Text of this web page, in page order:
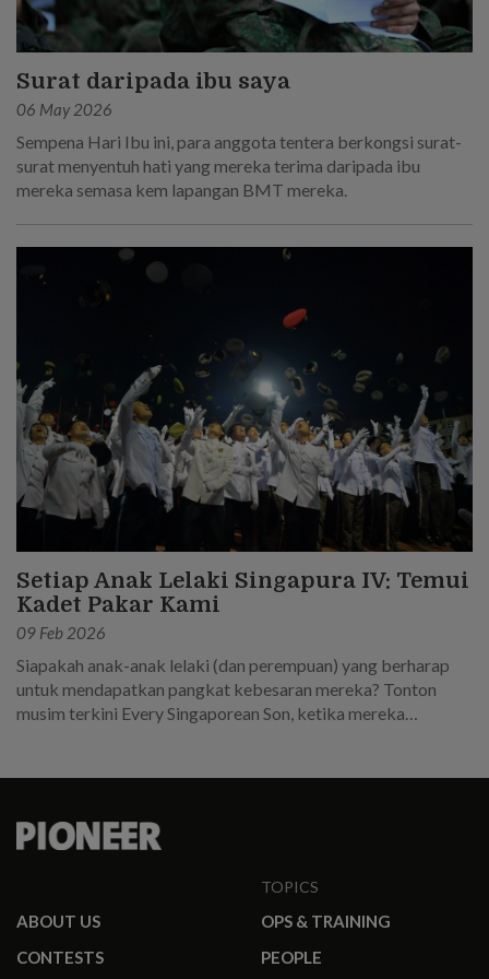
Surat daripada ibu saya
06 May 2026
Sempena Hari Ibu ini, para anggota tentera berkongsi surat-
surat menyentuh hati yang mereka terima daripada ibu
mereka semasa kem lapangan BMT mereka.
Setiap Anak Lelaki Singapura IV: Temui
Kadet Pakar Kami
09 Feb 2026
Siapakah anak-anak lelaki (dan perempuan) yang berharap
untuk mendapatkan pangkat kebesaran mereka? Tonton
musim terkini Every Singaporean Son, ketika mereka
ABOUT US
CONTESTS
TOPICS
OPS & TRAINING
PEOPLE